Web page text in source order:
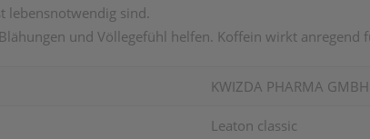
lebensnotwendig sind.
und Völlegefühl helfen. Koffein wirkt anregend
KWIZDA PHARMA GMBH
Leaton classic